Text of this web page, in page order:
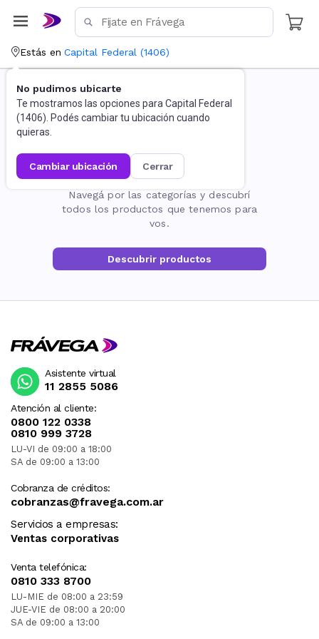
Estás en Capital Federal (1406)
No pudimos ubicarte
Te mostramos las opciones para Capital Federal
(1406). Podés cambiar tu ubicación cuando
quieras.
cambiar ubicación cerrar
La página no existe
Navegá por las categorías y descubrí
todos los productos que tenemos para
vos.
Descubrir productos
Atención al cliente:
0800 122 0338
0810 999 3728
LU-VI de 09:00 a 18:00
SA de 09:00 a 13:00
Cobranza de créditos:
cobranzas@fravega.com.ar
Servicios a empresas:
Ventas corporativas
Venta telefónica:
0810 333 8700
LU-MIE de 08:00 a 23:59
JUE-VIE de 08:00 a 20:00
SA de 09:00 a 13:00
Asistente virtual
11 2855 5086